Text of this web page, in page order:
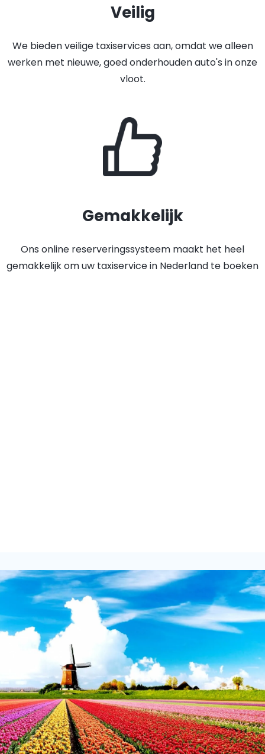
Veilig
We bieden veilige taxiservices aan, omdat we alleen
werken met nieuwe, goed onderhouden auto's in onze
vloot.
Gemakkelijk
Ons online reserveringssysteem maakt het heel
gemakkelijk om uw taxiservice in Nederland te boeken